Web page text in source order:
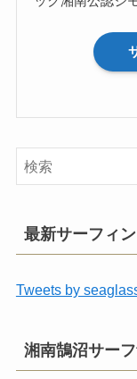
最新サーフィ
Tweets by
湘南鵠沼サー